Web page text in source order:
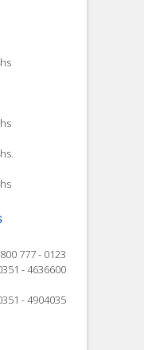
777 - 0123
- 4636600
- 4904035